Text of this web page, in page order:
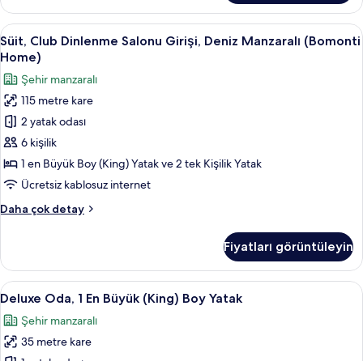
görün
Büyük
(King)
Boy
Yatak,
hakkında
daha
fazla
detay
Süit,
Club
Dinlenme
Salonu
Girişi,
Deniz
Manzaralı
(Bomonti
Home)
tüm
Süit, Club Dinlenme Salonu Girişi,
13
Süit, Club Dinlenme Salonu Girişi, Deniz Manzaralı (Bomonti
Home)
Şehir manzaralı
115 metre kare
2 yatak odası
6 kişilik
1 en Büyük Boy (King) Yatak ve 2 tek Kişilik Yatak
Ücretsiz kablosuz internet
Daha çok detay
Süit,
Girişi,
Deniz
Manzaralı
Home)
hakkında
daha
Fiyatları görüntüleyin
Deluxe
Oda,
1
En
Kaliteli yatak takımı, Tempur-Pedic
8
Deluxe Oda, 1 En Büyük (King) Boy Yatak
Şehir manzaralı
35 metre kare